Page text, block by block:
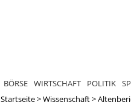
BÖRSE WIRTSCHAFT POLITIK
Startseite>Wissenschaft>